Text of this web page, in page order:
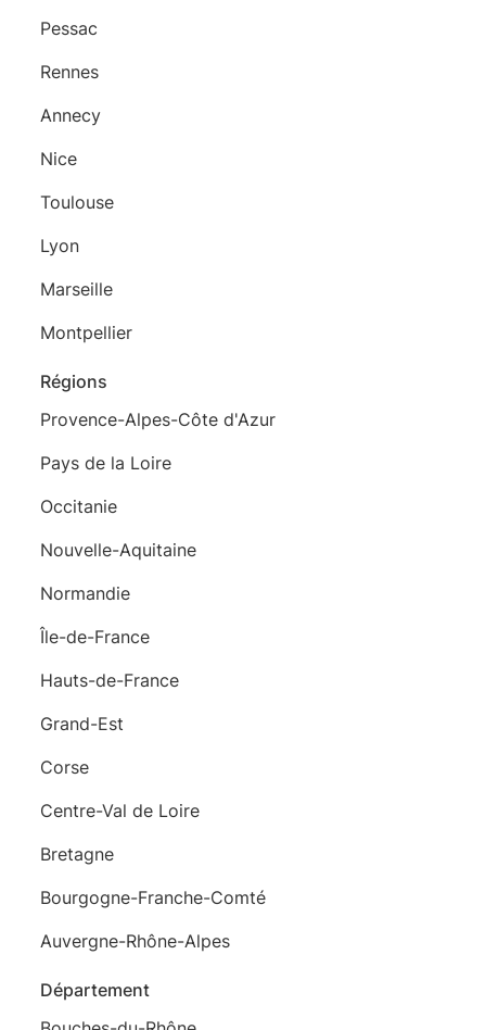
Pessac
Rennes
Annecy
Nice
Toulouse
Lyon
Marseille
Montpellier
Régions
Provence-Alpes-Côte d'Azur
Pays de la Loire
Occitanie
Nouvelle-Aquitaine
Normandie
Île-de-France
Hauts-de-France
Grand-Est
Corse
Centre-Val de Loire
Bretagne
Bourgogne-Franche-Comté
Auvergne-Rhône-Alpes
Département